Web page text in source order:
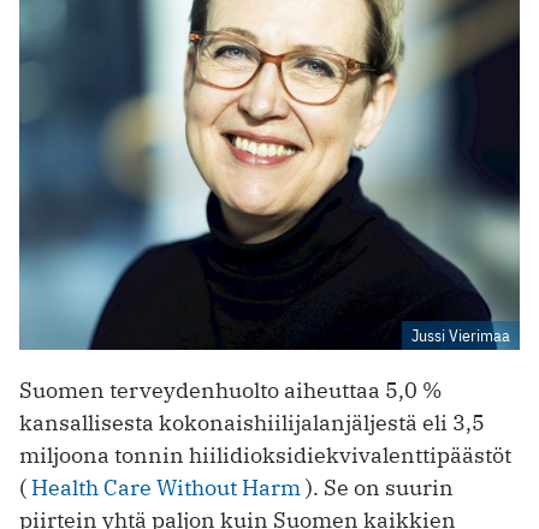
Jussi Vierimaa
Suomen terveydenhuolto aiheuttaa 5,0 %
kansallisesta kokonaishiilijalanjäljestä eli 3,5
miljoona tonnin hiilidioksidiekvivalenttipäästöt
( Health Care Without Harm). Se on suurin
piirtein yhtä paljon kuin Suomen kaikkien